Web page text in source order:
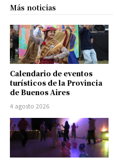
Más noticias
Calendario de eventos
turísticos de la Provincia
de Buenos Aires
4 agosto 2026